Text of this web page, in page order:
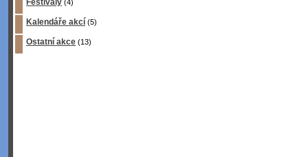
Festivaly (4)
Kalendáře akcí (5)
Ostatní akce (13)